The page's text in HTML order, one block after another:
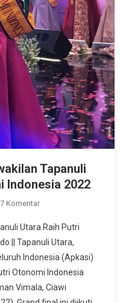
Tapanuli
Indonesia 2022
KomentarPada
F.Y
Siahaan
Perwakilan
Tapanuli
Utara
Raih
Utara Raih Putri
|| Tapanuli Utara,
Indonesia (Apkasi)
Otonomi Indonesia
Vimala, Ciawi